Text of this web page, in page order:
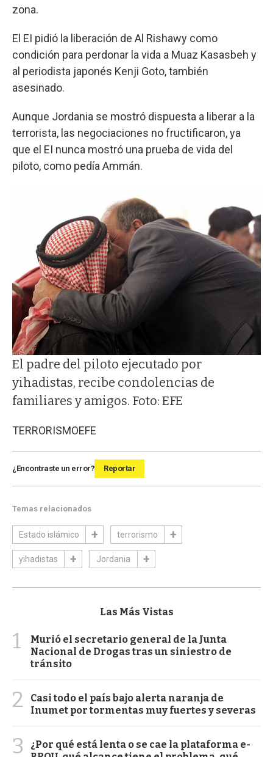
zona.
El EI pidió la liberación de Al Rishawy como
condición para perdonar la vida a Muaz Kasasbeh y
al periodista japonés Kenji Goto, también
asesinado.
Aunque Jordania se mostró dispuesta a liberar a la
terrorista, las negociaciones no fructificaron, ya
que el EI nunca mostró una prueba de vida del
piloto, como pedía Ammán.
El padre del piloto ejecutado por
yihadistas, recibe condolencias de
familiares y amigos. Foto: EFE
TERRORISMOEFE
¿Encontraste un error? Reportar
Temas relacionados
Estado islámico terrorismo
yihadistas Jordania
Las Más Vistas
1
Murió el secretario general de la Junta
Nacional de Drogas tras un siniestro de
tránsito
2
Casi todo el país bajo alerta naranja de
Inumet por tormentas muy fuertes y severas
3
¿Por qué está lenta o se cae la plataforma e-